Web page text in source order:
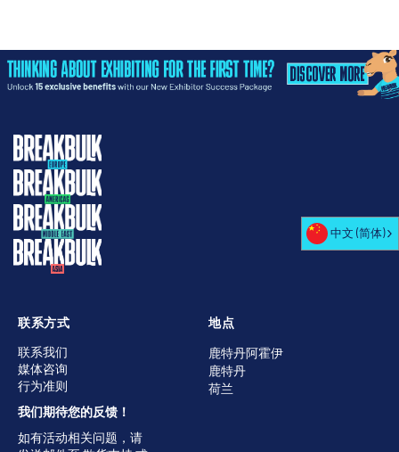
地点
鹿特丹阿霍伊
鹿特丹
荷兰
联系方式
联系我们
媒体咨询
行为准则
我们期待您的反馈！
如有活动相关问题，请
中文 (简体)